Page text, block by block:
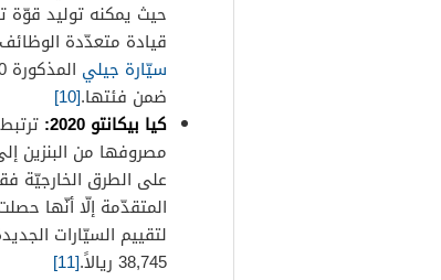
قيادة متعدّدة
سيّارة جيلي
ضمن فئتها.[10]
كيا بيكانتو 2020:
على الطرق الخارجيّة
المتقدّمة إلّا أنّها
38,745 ريالاً.
[11]